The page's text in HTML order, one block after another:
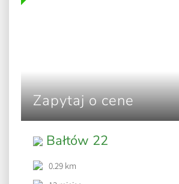
Zapytaj o cene
Bałtów 22
0.29 km